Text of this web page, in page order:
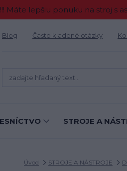
Máte lepšiu ponuku na stroj
Blog Často kladené otázky
STROJE A
Úvod STROJE A NÁSTROJE